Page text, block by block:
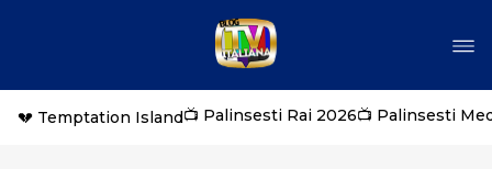
💔 Temptation Island📺 Palinsesti Rai 2026📺 Palinsesti